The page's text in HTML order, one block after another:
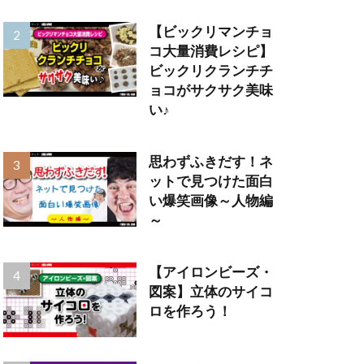
【ビックリマンチョ
コ大量消費レシピ】
ビックリクランチチ
ョコがサクサク美味
い♪
思わずふきだす！ネ
ットで見つけた面白
い爆笑画像～人物編
～
【アイロンビーズ・
図案】立体のサイコ
ロを作ろう！